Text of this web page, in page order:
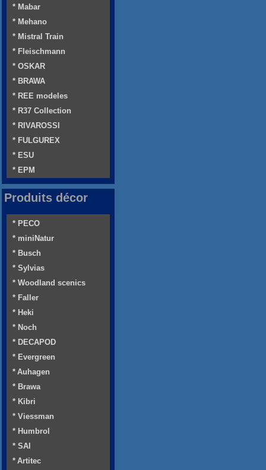
* Mabar
* Mehano
* Mistral Train
* Fleischmann
* OSKAR
* BRAWA
* REE modeles
* R37 Collection
* RIVAROSSI
* FULGUREX
* ESU
* EPM
Produits décor
* PECO
* miniNatur
* Busch
* Sylvias
* Woodland scenics
* Faller
* Heki
* Noch
* DECAPOD
* Evergreen
* Auhagen
* Brawa
* Kibri
* Viessman
* Humbrol
* SAI
* Artitec